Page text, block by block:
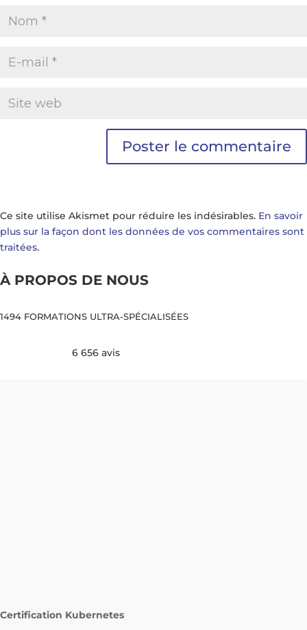
Ce site utilise Akismet pour réduire les indésirables. En savoir
plus sur la façon dont les données de vos commentaires sont
traitées.
À PROPOS DE NOUS
1494 FORMATIONS ULTRA-SPÉCIALISÉES
6 656 avis
Certification Kubernetes